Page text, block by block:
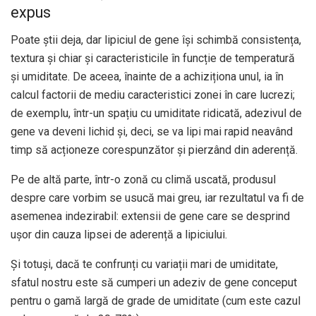
expus
Poate știi deja, dar lipiciul de gene își schimbă consistența,
textura și chiar și caracteristicile în funcție de temperatură
și umiditate. De aceea, înainte de a achiziționa unul, ia în
calcul factorii de mediu caracteristici zonei în care lucrezi;
de exemplu, într-un spațiu cu umiditate ridicată, adezivul de
gene va deveni lichid și, deci, se va lipi mai rapid neavând
timp să acționeze corespunzător și pierzând din aderență.
Pe de altă parte, într-o zonă cu climă uscată, produsul
despre care vorbim se usucă mai greu, iar rezultatul va fi de
asemenea indezirabil: extensii de gene care se desprind
ușor din cauza lipsei de aderență a lipiciului.
Și totuși, dacă te confrunți cu variații mari de umiditate,
sfatul nostru este să cumperi un adeziv de gene conceput
pentru o gamă largă de grade de umiditate (cum este cazul